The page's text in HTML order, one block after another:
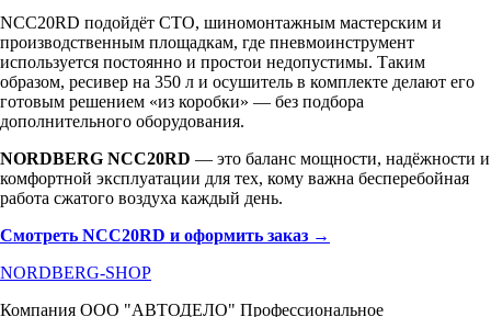
NCC20RD подойдёт СТО, шиномонтажным мастерским и
производственным площадкам, где пневмоинструмент
используется постоянно и простои недопустимы. Таким
образом, ресивер на 350 л и осушитель в комплекте делают его
готовым решением «из коробки» — без подбора
дополнительного оборудования.
NORDBERG NCC20RD — это баланс мощности, надёжности и
комфортной эксплуатации для тех, кому важна бесперебойная
работа сжатого воздуха каждый день.
Смотреть NCC20RD и оформить заказ →
NORDBERG-SHOP
Компания ООО "АВТОДЕЛО" Профессиональное